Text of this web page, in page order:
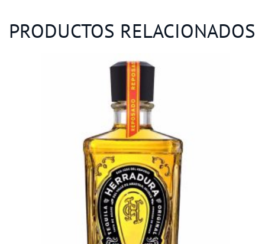
PRODUCTOS RELACIONADOS